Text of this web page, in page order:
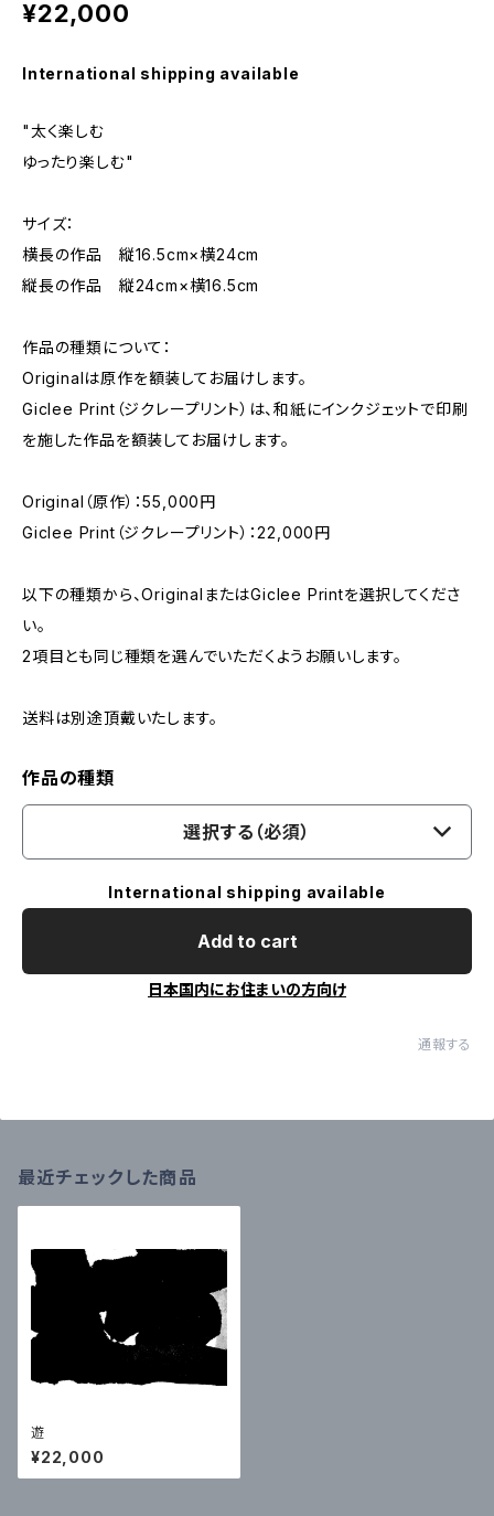
¥22,000
International shipping available
"太く楽しむ
ゆったり楽しむ"
サイズ：
横長の作品 縦16.5cm×横24cm
縦長の作品 縦24cm×横16.5cm
作品の種類について：
Originalは原作を額装してお届けします。
Giclee Print（ジクレープリント）は、和紙にインクジェットで印刷
を施した作品を額装してお届けします。
Original（原作）：55,000円
Giclee Print（ジクレープリント）：22,000円
以下の種類から、OriginalまたはGiclee Printを選択してくださ
い。
2項目とも同じ種類を選んでいただくようお願いします。
送料は別途頂戴いたします。
作品の種類
選択する（必須）
International shipping available
Add to cart
日本国内にお住まいの方向け
通報する
最近チェックした商品
遊
¥22,000